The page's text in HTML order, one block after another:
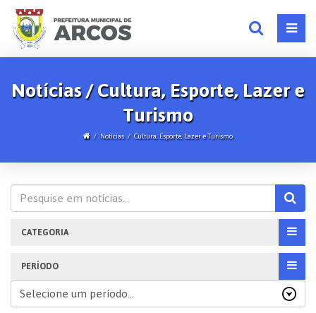
Notícias / Cultura, Esporte, Lazer e
Turismo
Notícias Cultura, Esporte, Lazer e Turismo
CATEGORIA
PERÍODO